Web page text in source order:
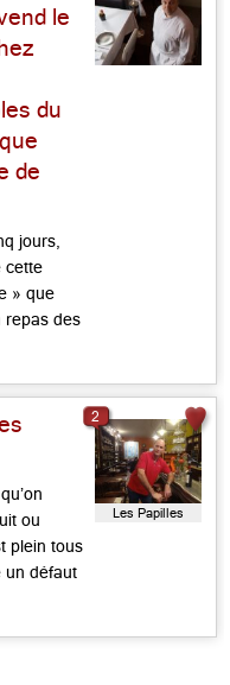
le
du
de
jours,
cette
» que
repas des
du jeune
un
ou
plein tous
un défaut
de
Les Papilles
2